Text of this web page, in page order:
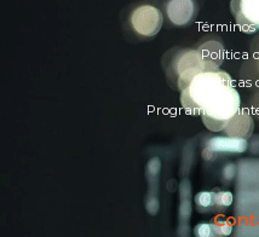
Política
Políticas
Programa de